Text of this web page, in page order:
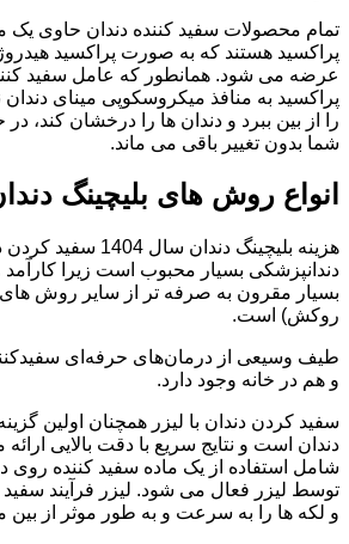
تمام محصولات سفید کننده دندان حاوی یک
پراکسید هستند که به صورت پراکسید
عرضه می شود. همانطور که عامل سفید
پراکسید به منافذ میکروسکوپی مینای دندان
را از بین ببرد و دندان ها را درخشان کند، در
شما بدون تغییر باقی می ماند.
انواع روش های بلیچینگ
هزینه بلیچینگ دندان
دندانپزشکی بسیار محبوب است زیرا
بسیار مقرون به صرفه تر از سایر روش های
روکش) است.
طیف وسیعی از درمان‌های حرفه‌ای
و هم در خانه وجود دارد.
سفید کردن دندان با لیزر همچنان اولین گزینه
دندان است و نتایج سریع با دقت بالایی
شامل استفاده از یک ماده سفید کننده
توسط لیزر فعال می شود. لیزر فرآیند
و لکه ها را به سرعت و به طور موثر از بین